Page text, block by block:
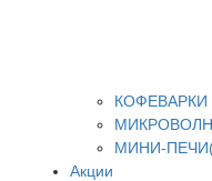
МИНИ-
Акции